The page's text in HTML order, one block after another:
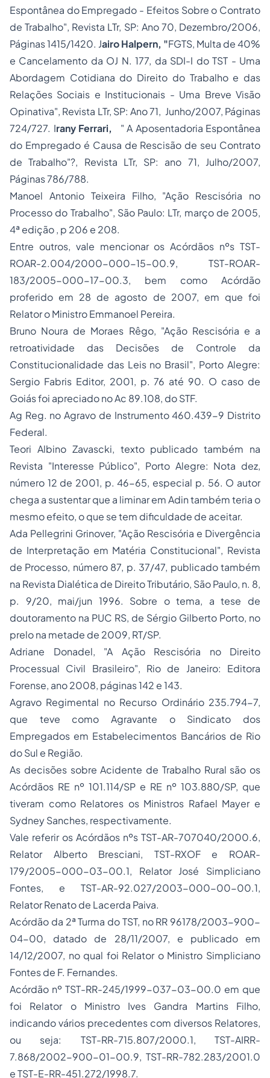
Espontânea doEmpregado - Efeitos Sobre o Contrato
de Trabalho", Revista LTr, SP: Ano 70, Dezembro/2006,
Páginas 1415/1420. Jairo Halpern, "FGTS, Multa de 40%
e Cancelamento da OJ N. 177, da SDI-I do TST - Uma
Abordagem Cotidiana do Direito do Trabalho e das
Relações Sociais e Institucionais - Uma Breve Visão
Opinativa", Revista LTr, SP: Ano 71, Junho/2007, Páginas
724/727. Irany Ferrari, " A Aposentadoria Espontânea
do Empregado é Causa de Rescisão de seu Contrato
de Trabalho"?, Revista LTr, SP: ano 71, Julho/2007,
Páginas 786/788.
Manoel Antonio Teixeira Filho, "Ação Rescisória no
Processo do Trabalho", São Paulo: LTr, março de 2005,
4ª edição , p 206 e 208.
Entre outros, vale mencionar os Acórdãos nºs TST-
ROAR-2.004/2000-000-15-00.9, TST-ROAR-
183/2005-000-17-00.3, bem como Acórdão
proferido em 28 de agosto de 2007, em que foi
Relator o Ministro Emmanoel Pereira.
Bruno Noura de Moraes Rêgo, "Ação Rescisória e a
retroatividade das Decisões de Controle da
Constitucionalidade das Leis no Brasil", Porto Alegre:
Sergio Fabris Editor, 2001, p. 76 até 90. O caso de
Goiás foi apreciado no Ac 89.108, do STF.
Ag Reg. no Agravo de Instrumento 460.439-9 Distrito
Federal.
Teori Albino Zavascki, texto publicado também na
Revista "Interesse Público", Porto Alegre: Nota dez,
número 12 de 2001, p. 46-65, especial p. 56. O autor
chega a sustentar que a liminar em Adin também teria o
mesmo efeito, o que se tem dificuldade de aceitar.
Ada Pellegrini Grinover, "Ação Rescisória e Divergência
de Interpretação em Matéria Constitucional", Revista
de Processo, número 87, p. 37/47, publicado também
na Revista Dialética de Direito Tributário, São Paulo, n. 8,
p. 9/20, mai/jun 1996. Sobre o tema, a tese de
doutoramento na PUC RS, de Sérgio Gilberto Porto, no
prelo na metade de 2009, RT/SP.
Adriane Donadel, "A Ação Rescisória no Direito
Processual Civil Brasileiro", Rio de Janeiro: Editora
Forense, ano 2008, páginas 142 e 143.
Agravo Regimental no Recurso Ordinário 235.794-7,
que teve como Agravante o Sindicato dos
Empregados em Estabelecimentos Bancários de Rio
do Sul e Região.
As decisões sobre Acidente de Trabalho Rural são os
Acórdãos RE nº 101.114/SP e RE nº 103.880/SP, que
tiveram como Relatores os Ministros Rafael Mayer e
Sydney Sanches, respectivamente.
Vale referir os Acórdãos nºs TST-AR-707040/2000.6,
Relator Alberto Bresciani, TST-RXOF e ROAR-
179/2005-000-03-00.1, Relator José Simpliciano
Fontes, e TST-AR-92.027/2003-000-00-00.1,
Relator Renato de Lacerda Paiva.
Acórdão da 2ª Turma do TST, no RR 96178/2003-900-
04-00, datado de 28/11/2007, e publicado em
14/12/2007, no qual foi Relator o Ministro Simpliciano
Fontes de F. Fernandes.
Acórdão nº TST-RR-245/1999-037-03-00.0 em que
foi Relator o Ministro Ives Gandra Martins Filho,
indicando vários precedentes com diversos Relatores,
ou seja: TST-RR-715.807/2000.1, TST-AIRR-
7.868/2002-900-01-00.9, TST-RR-782.283/2001.0
e TST-E-RR-451.272/1998.7.